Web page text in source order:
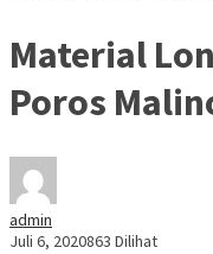
Material
Poros
admin
Juli 6, 2020863 Dilihat